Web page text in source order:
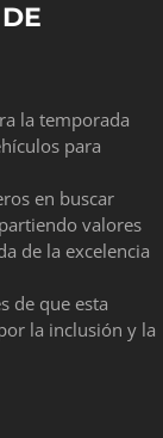
la temporada
para
en buscar
valores
de la excelencia
de que esta
la inclusión y la